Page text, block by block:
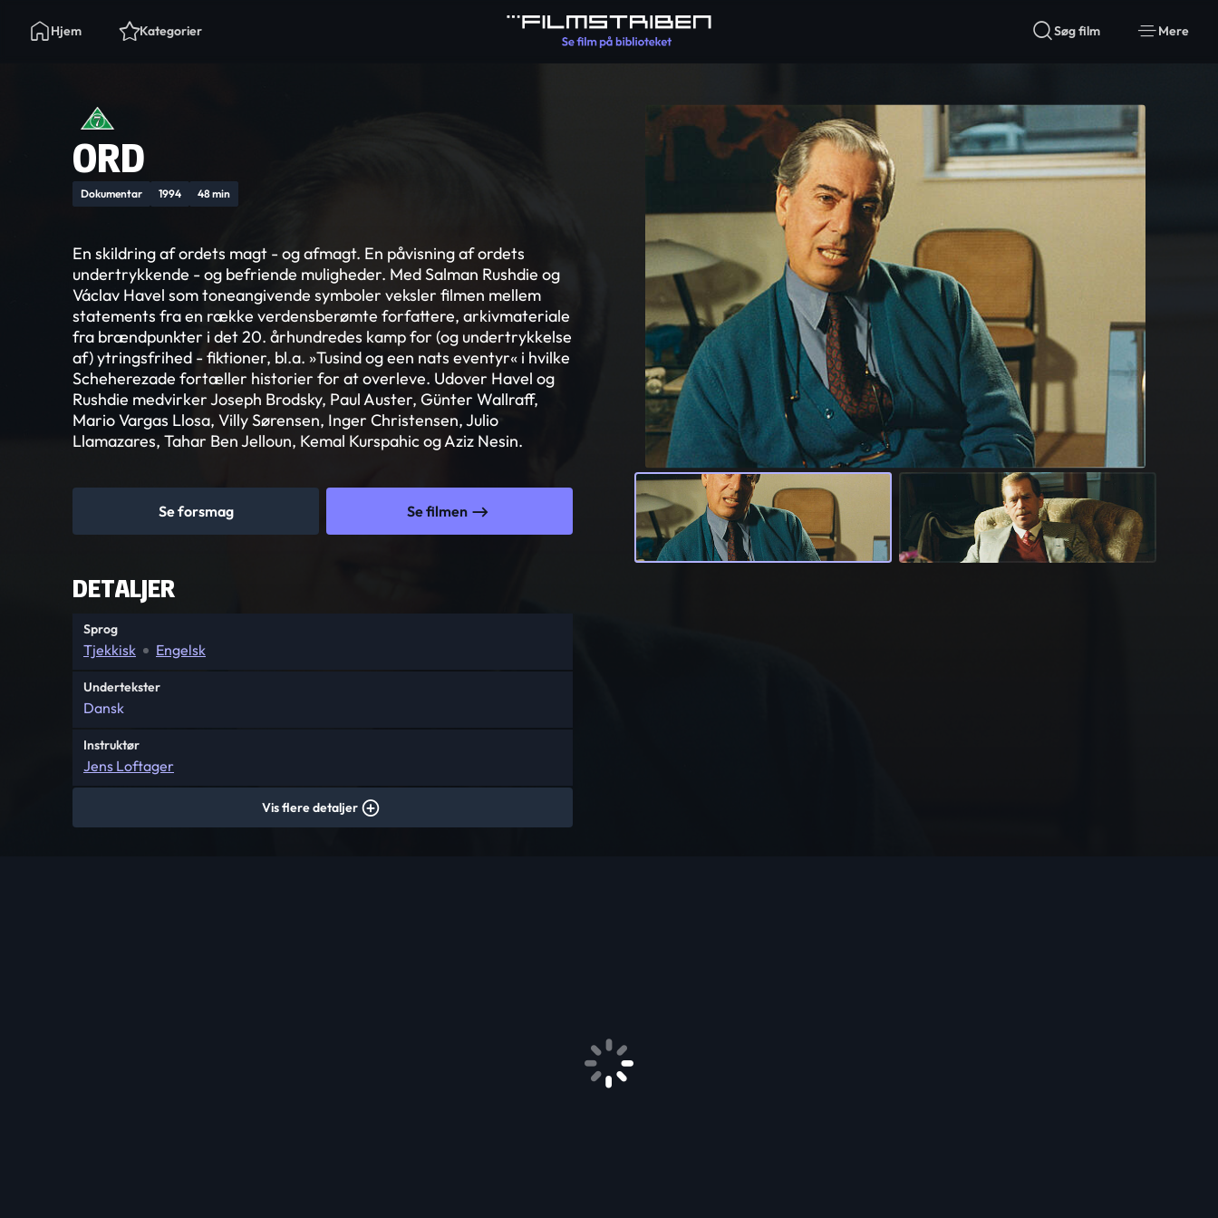
Hjem Kategorier Søg film Mere
ORD
Dokumentar 1994 48 min
En skildring af ordets magt - og afmagt. En påvisning af ordets
undertrykkende - og befriende muligheder. Med Salman Rushdie og
Václav Havel som toneangivende symboler veksler filmen mellem
statements fra en række verdensberømte forfattere, arkivmateriale
fra brændpunkter i det 20. århundredes kamp for (og undertrykkelse
af) ytringsfrihed - fiktioner, bl.a. »Tusind og een nats eventyr« i hvilke
Scheherezade fortæller historier for at overleve. Udover Havel og
Rushdie medvirker Joseph Brodsky, Paul Auster, Günter Wallraff,
Mario Vargas Llosa, Villy Sørensen, Inger Christensen, Julio
Llamazares, Tahar Ben Jelloun, Kemal Kurspahic og Aziz Nesin.
Se forsmag Se filmen
DETALJER
Sprog
Tjekkisk Engelsk
Undertekster
Dansk
Instruktør
Jens Loftager
Vis flere detaljer